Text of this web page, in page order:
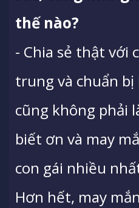
thế nào?
- Chia sẻ thật với
trung và chuẩn
cũng không phải
biết ơn và may
con gái nhiều
Hơn hết, may